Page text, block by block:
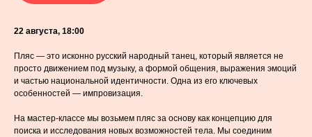
22 августа, 18:00
Пляс — это исконно русский народный танец, который является не
просто движением под музыку, а формой общения, выражения эмоций
и частью национальной идентичности. Одна из его ключевых
особенностей — импровизация.
На мастер-классе мы возьмем пляс за основу как концепцию для
поиска и исследования новых возможностей тела. Мы соединим